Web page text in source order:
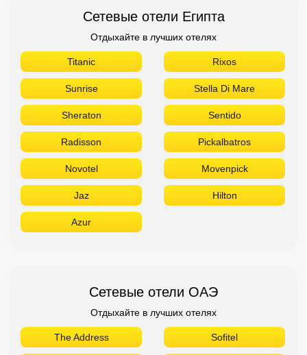
Сетевые отели Египта
Отдыхайте в лучших отелях
Titanic Rixos
Sunrise Stella Di Mare
Sheraton Sentido
Radisson Pickalbatros
Novotel Movenpick
Jaz Hilton
Azur
Сетевые отели ОАЭ
Отдыхайте в лучших отелях
The Address Sofitel